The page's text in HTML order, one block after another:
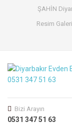
ŞAHİN
Resim Galeri
Bizi Arayın
0531 347 51 63